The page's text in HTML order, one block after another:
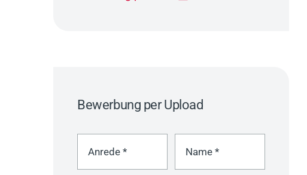
Bewerbung per Upload